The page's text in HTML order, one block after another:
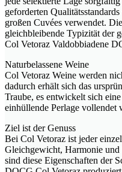
geforderten
großen Cuvées verwendet.
gleichbleibende Typizität der
Col Vetoraz Valdobbiadene
Naturbelassene Weine
Col Vetoraz Weine werden
dadurch erhält sich das
Traube, es entwickelt sich
einhüllende Perlage vollendet
Ziel ist der Genuss
Bei Col Vetoraz ist jeder
Gleichgewicht, Harmonie und
sind diese Eigenschaften der